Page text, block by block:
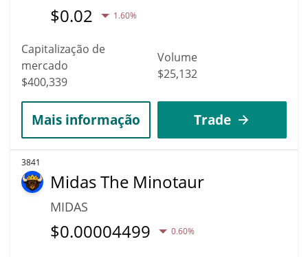
$0.02 1.60%
Capitalização de
mercado
$400,339
Volume
$25,132
Mais informação Trade
3841
Midas The Minotaur
MIDAS
$0.00004499 0.60%